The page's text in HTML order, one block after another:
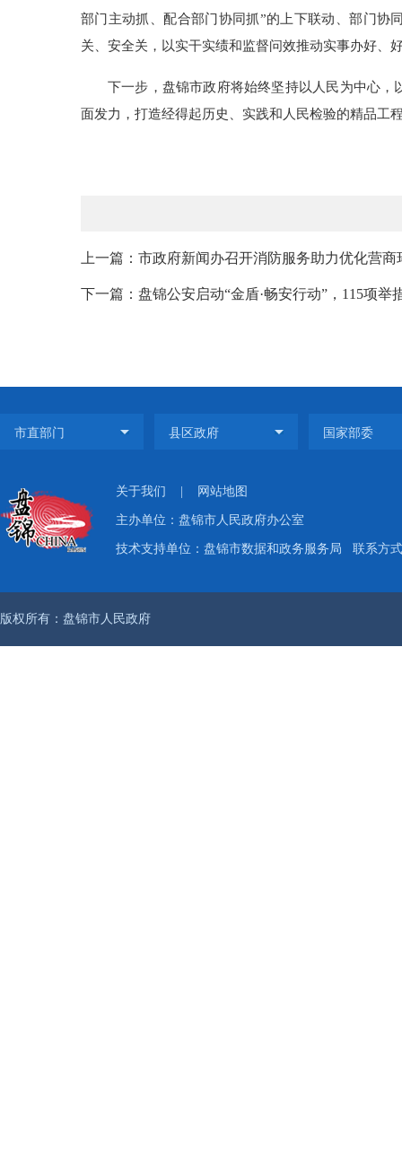
部门主动抓、配合部门协同抓”的上下联动、部门协
关、安全关，以实干实绩和监督问效推动实事办好、
下一步，盘锦市政府将始终坚持以人民为中心
面发力，打造经得起历史、实践和人民检验的精品工
上一篇：市政府新闻办召开消防服务助力优化营
下一篇：盘锦公安启动“金盾·畅安行动”，115项举
关于我们 网站地图
主办单位：盘锦市人民政府办公室
技术支持单位：盘锦市数据和政务服务局 联系方
版权所有：盘锦市人民政府